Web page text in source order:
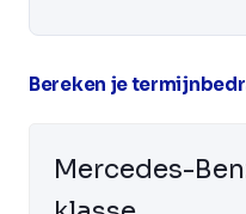
Bereken je
Mercedes-